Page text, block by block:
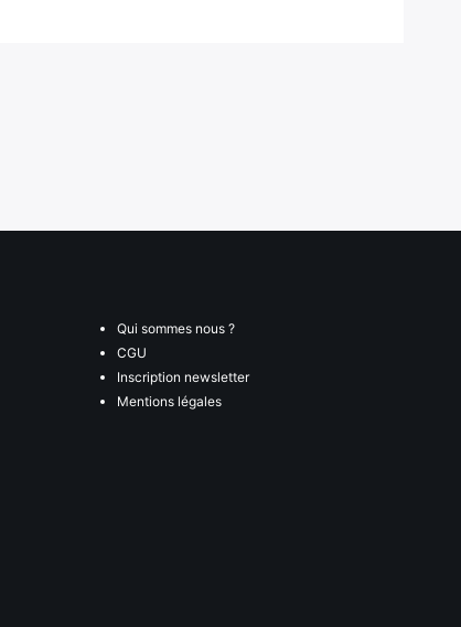
Qui sommes nous ?
CGU
Inscription newsletter
Mentions légales